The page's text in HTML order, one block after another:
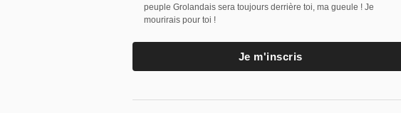
peuple Grolandais sera toujours derrière toi, ma gueule ! Je
mourirais pour toi !
Je m'inscris